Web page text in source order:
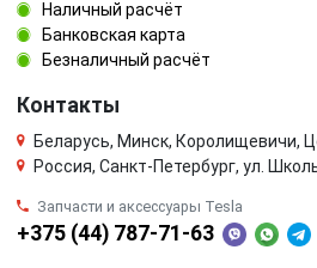
Наличный расчёт
Банковская карта
Безналичный расчёт
Контакты
Беларусь, Минск, Королищевичи,
Россия, Санкт-Петербург, ул.
Запчасти и аксессуары Tesla
+375 (44) 787-71-63